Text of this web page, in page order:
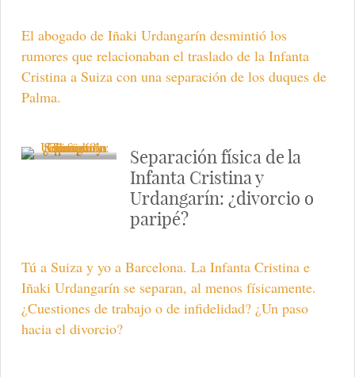
El abogado de Iñaki Urdangarín desmintió los
rumores que relacionaban el traslado de la Infanta
Cristina a Suiza con una separación de los duques de
Palma.
Separación física de la
Infanta Cristina y
Urdangarín: ¿divorcio o
paripé?
Tú a Suiza y yo a Barcelona. La Infanta Cristina e
Iñaki Urdangarín se separan, al menos físicamente.
¿Cuestiones de trabajo o de infidelidad? ¿Un paso
hacia el divorcio?